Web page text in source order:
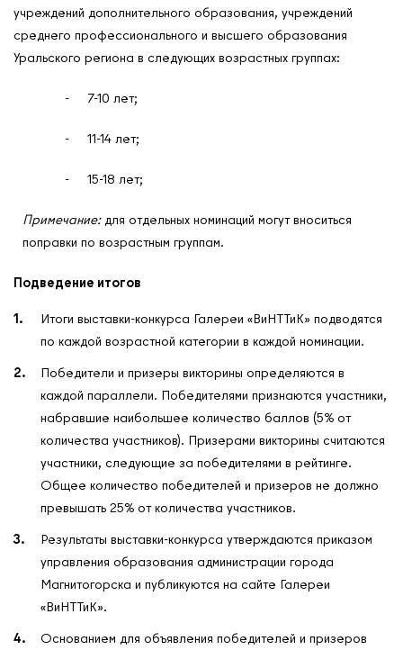
учреждений дополнительного образования, учреждений
среднего профессионального и высшего образования
Уральского региона в следующих возрастных группах:
- 7-10 лет;
- 11-14 лет;
- 15-18 лет;
Примечание:для отдельных номинаций могут вноситься
поправки по возрастным группам.
Подведение итогов
Итоги выставки-конкурса Галереи «ВиНТТиК» подводятся
по каждой возрастной категории в каждой номинации.
Победители и призеры викторины определяются в
каждой параллели. Победителями признаются участники,
набравшие наибольшее количество баллов (5% от
количества участников). Призерами викторины считаются
участники, следующие за победителями в рейтинге.
Общее количество победителей и призеров не должно
превышать 25% от количества участников.
Результаты выставки-конкурса утверждаются приказом
управления образования администрации города
Магнитогорска и публикуются на сайте Галереи
«ВиНТТиК».
Основанием для объявления победителей и призеров